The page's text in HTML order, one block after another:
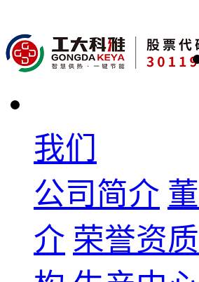
我们
公司简介
介 荣誉资质